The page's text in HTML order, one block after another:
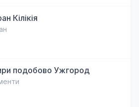
Кілікія
подобово Ужгород